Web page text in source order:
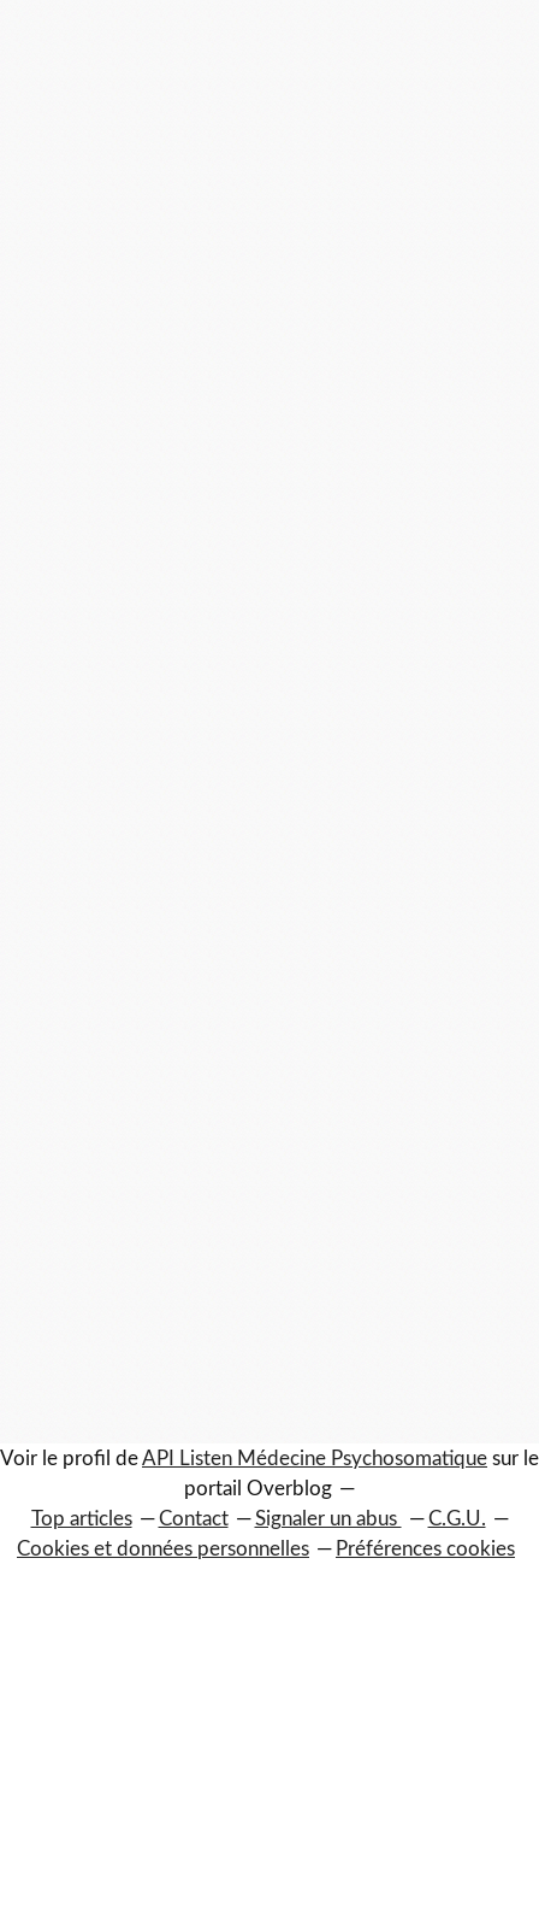
Voir le profil deAPI Listen Médecine Psychosomatique sur le
portail Overblog
Top articles
Contact Signaler un abus
C.G.U.
Cookies et données personnelles
Préférences cookies